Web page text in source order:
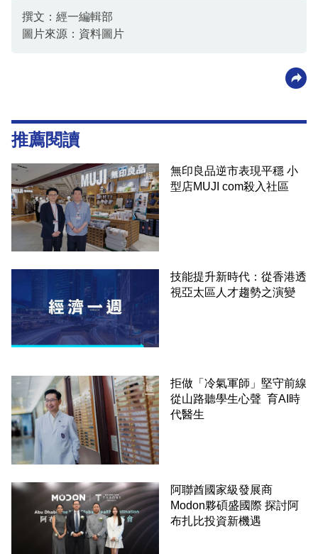
撰文：經一編輯部
圖片來源：資料圖片
推薦閱讀
無印良品逆市表現平穩 小
型店MUJI com殺入社區
技能提升新時代：從香港透
視亞太區人才趨勢之演變
拒做「冷氣軍師」堅守前線
從山路聽學生心聲 育AI時
代醫生
阿聯酋國家級發展商
Modon夥碩盛國際 探討阿
布扎比投資新機遇